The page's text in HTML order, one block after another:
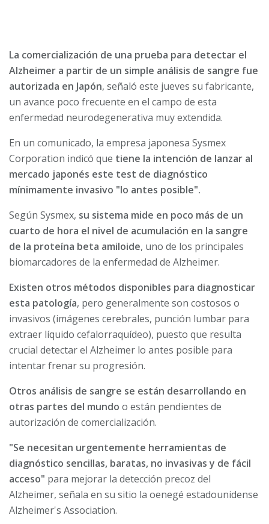
La comercialización de una prueba para detectar el
Alzheimer a partir de un simple análisis de sangre fue
autorizada en Japón, señaló este jueves su fabricante,
un avance poco frecuente en el campo de esta
enfermedad neurodegenerativa muy extendida.
En un comunicado, la empresa japonesa Sysmex
Corporation indicó que tiene la intención de lanzar al
mercado japonés este test de diagnóstico
mínimamente invasivo "lo antes posible".
Según Sysmex, su sistema mide en poco más de un
cuarto de hora el nivel de acumulación en la sangre
de la proteína beta amiloide, uno de los principales
biomarcadores de la enfermedad de Alzheimer.
Existen otros métodos disponibles para diagnosticar
esta patología, pero generalmente son costosos o
invasivos (imágenes cerebrales, punción lumbar para
extraer líquido cefalorraquídeo), puesto que resulta
crucial detectar el Alzheimer lo antes posible para
intentar frenar su progresión.
Otros análisis de sangre se están desarrollando en
otras partes del mundo o están pendientes de
autorización de comercialización.
"Se necesitan urgentemente herramientas de
diagnóstico sencillas, baratas, no invasivas y de fácil
acceso" para mejorar la detección precoz del
Alzheimer, señala en su sitio la oenegé estadounidense
Alzheimer's Association.